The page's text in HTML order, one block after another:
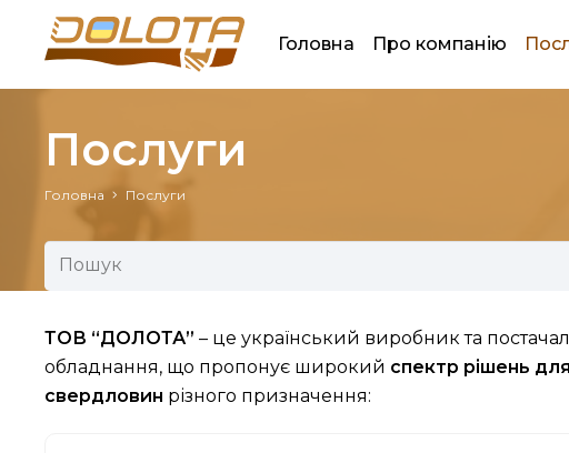
Головна Про компанію
Послуги
Головна Послуги
ТОВ “ДОЛОТА” – це український виробник та
обладнання, що пропонує широкий спектр рішень
свердловин різного призначення: